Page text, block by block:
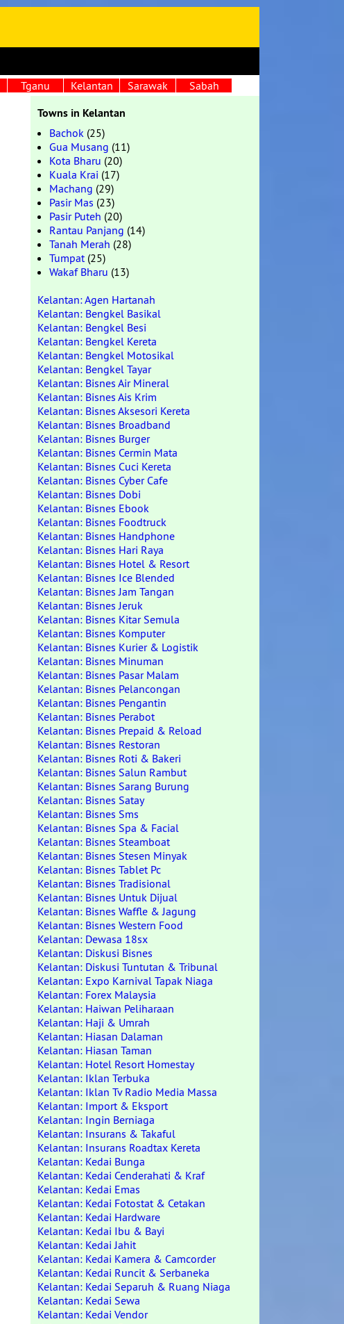
Tganu Kelantan Sarawak Sabah
Towns in Kelantan
Bachok (25)
Gua Musang (11)
Kota Bharu (20)
Kuala Krai (17)
Machang (29)
Pasir Mas (23)
Pasir Puteh (20)
Rantau Panjang (14)
Tanah Merah (28)
Tumpat(25)
Wakaf Bharu (13)
Kelantan: Agen Hartanah
Kelantan: Bengkel Basikal
Kelantan: Bengkel Besi
Kelantan: Bengkel Kereta
Kelantan: Bengkel Motosikal
Kelantan: Bengkel Tayar
Kelantan: Bisnes Air Mineral
Kelantan: Bisnes Ais Krim
Kelantan: Bisnes Aksesori Kereta
Kelantan: Bisnes Broadband
Kelantan: Bisnes Burger
Kelantan: Bisnes Cermin Mata
Kelantan: Bisnes Cuci Kereta
Kelantan: Bisnes Cyber Cafe
Kelantan: Bisnes Dobi
Kelantan: Bisnes Ebook
Kelantan: Bisnes Foodtruck
Kelantan: Bisnes Handphone
Kelantan: Bisnes Hari Raya
Kelantan: Bisnes Hotel & Resort
Kelantan: Bisnes Ice Blended
Kelantan: Bisnes Jam Tangan
Kelantan: Bisnes Jeruk
Kelantan: Bisnes Kitar Semula
Kelantan: Bisnes Komputer
Kelantan: Bisnes Kurier & Logistik
Kelantan: Bisnes Minuman
Kelantan: Bisnes Pasar Malam
Kelantan: Bisnes Pelancongan
Kelantan: Bisnes Pengantin
Kelantan: Bisnes Perabot
Kelantan: Bisnes Prepaid & Reload
Kelantan: Bisnes Restoran
Kelantan: Bisnes Roti & Bakeri
Kelantan: Bisnes Salun Rambut
Kelantan: Bisnes Sarang Burung
Kelantan: Bisnes Satay
Kelantan: Bisnes Sms
Kelantan: Bisnes Spa & Facial
Kelantan: Bisnes Steamboat
Kelantan: Bisnes Stesen Minyak
Kelantan: Bisnes Tablet Pc
Kelantan: Bisnes Tradisional
Kelantan: Bisnes Untuk Dijual
Kelantan: Bisnes Waffle & Jagung
Kelantan: Bisnes Western Food
Kelantan: Dewasa 18sx
Kelantan: Diskusi Bisnes
Kelantan: Diskusi Tuntutan & Tribunal
Kelantan: Expo Karnival Tapak Niaga
Kelantan: Forex Malaysia
Kelantan: Haiwan Peliharaan
Kelantan: Haji & Umrah
Kelantan: Hiasan Dalaman
Kelantan: Hiasan Taman
Kelantan: Hotel Resort Homestay
Kelantan: Iklan Terbuka
Kelantan: Iklan Tv Radio Media Massa
Kelantan: Import & Eksport
Kelantan: Ingin Berniaga
Kelantan: Insurans & Takaful
Kelantan: Insurans Roadtax Kereta
Kelantan: Kedai Bunga
Kelantan: Kedai Cenderahati & Kraf
Kelantan: Kedai Emas
Kelantan: Kedai Fotostat & Cetakan
Kelantan: Kedai Hardware
Kelantan: Kedai Ibu & Bayi
Kelantan: Kedai Jahit
Kelantan: Kedai Kamera & Camcorder
Kelantan: Kedai Runcit & Serbaneka
Kelantan: Kedai Separuh & Ruang Niaga
Kelantan: Kedai Sewa
Kelantan: Kedai Vendor